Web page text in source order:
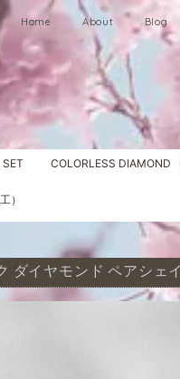
Home About Blog
COLORLESS DIAMOND
）
ダイヤモンド ペアシェ